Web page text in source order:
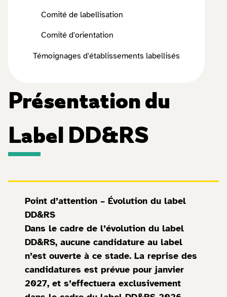
Comité de labellisation
Comité d'orientation
Témoignages d'établissements labellisés
Présentation du
Label DD&RS
Point d’attention – Évolution du label
DD&RS
Dans le cadre de l’évolution du label
DD&RS, aucune candidature au label
n’est ouverte à ce stade. La reprise des
candidatures est prévue pour janvier
2027, et s’effectuera exclusivement